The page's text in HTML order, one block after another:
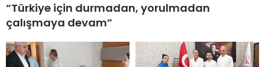
“Türkiye için durmadan, yorulmadan
çalışmaya devam”